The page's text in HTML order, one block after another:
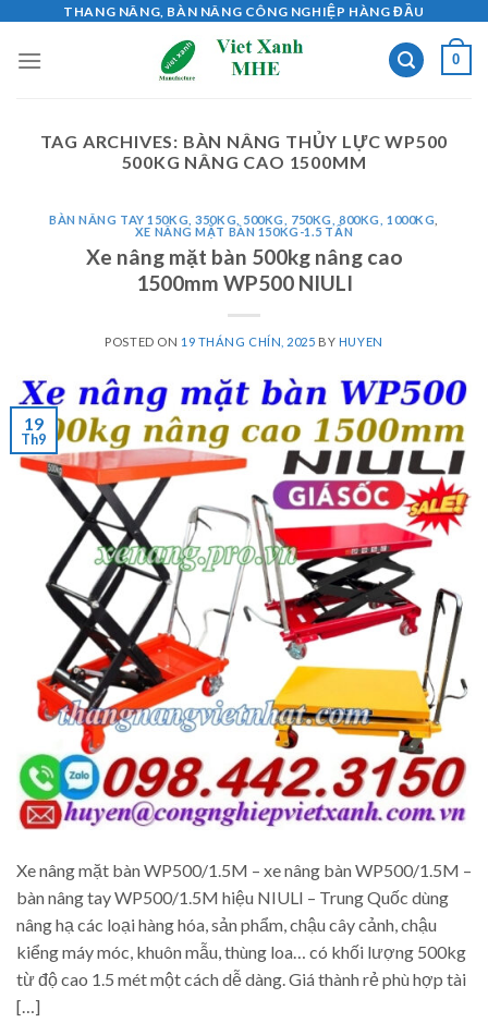
content
THANG NÂNG, BÀN NÂNG CÔNG NGHIỆP HÀNG ĐẦU
0
TAG ARCHIVES: BÀN NÂNG THỦY LỰC WP500
500KG NÂNG CAO 1500MM
BÀN NÂNG TAY 150KG, 350KG, 500KG, 750KG, 800KG, 1000KG
XE NÂNG MẶT BÀN 150KG-1.5 TẤN
Xe nâng mặt bàn 500kg nâng cao
1500mm WP500 NIULI
POSTED ON 19 THÁNG CHÍN, 2025 BY HUYEN
19
Th9
Xe nâng mặt bàn WP500/1.5M – xe nâng bàn WP500/1.5M –
bàn nâng tay WP500/1.5M hiệu NIULI – Trung Quốc dùng
nâng hạ các loại hàng hóa, sản phẩm, chậu cây cảnh, chậu
kiểng máy móc, khuôn mẫu, thùng loa… có khối lượng 500kg
từ độ cao 1.5 mét một cách dễ dàng. Giá thành rẻ phù hợp tài
[…]